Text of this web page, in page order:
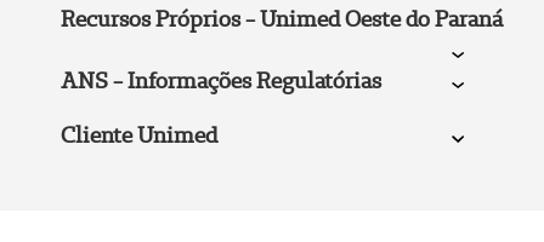
Recursos Próprios - Unimed Oeste do Paraná
ANS - Informações Regulatórias
Cliente Unimed